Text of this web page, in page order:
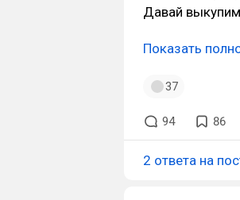
Давай
Показать
37
94 86
2 ответа на